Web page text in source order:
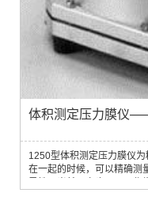
体积测定压力膜仪
1250型体积测定压力膜仪
在一起的时候，可以精确测